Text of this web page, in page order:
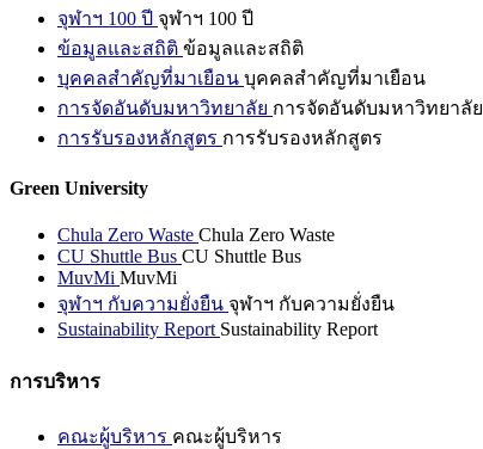
จุฬาฯ 100 ปี จุฬาฯ 100 ปี
ข้อมูลและสถิติ ข้อมูลและสถิติ
บุคคลสำคัญที่มาเยือน บุคคลสำคัญที่มาเยือน
การจัดอันดับมหาวิทยาลัย การจัดอันดับมหาวิทยาลัย
การรับรองหลักสูตร การรับรองหลักสูตร
Green University
Chula Zero Waste Chula Zero Waste
CU Shuttle Bus CU Shuttle Bus
MuvMi MuvMi
จุฬาฯ กับความยั่งยืน จุฬาฯ กับความยั่งยืน
Sustainability Report Sustainability Report
การบริหาร
คณะผู้บริหาร คณะผู้บริหาร